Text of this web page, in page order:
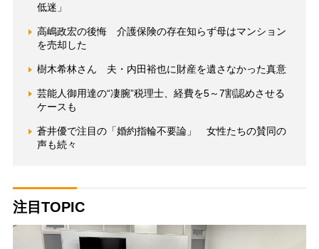
低迷」
高嶋政宏の後悔 介護保険の存在知らず母はマンション
を売却した
樹木希林さん 夫・内田裕也に財産を遺さなかった真意
芸能人御用達の“凄腕”税理士、経費を5～7割認めさせる
ケースも
蒼井優で注目の「婚約指輪不要論」 女性たちの賛同の
声も続々
注目TOPIC